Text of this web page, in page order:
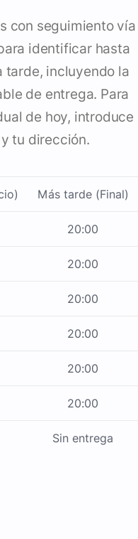
con seguimiento vía
identificar hasta
tarde, incluyendo la
de entrega. Para
de hoy, introduce
tu dirección.
Más tarde (Final)
20:00
20:00
20:00
20:00
20:00
20:00
Sin entrega